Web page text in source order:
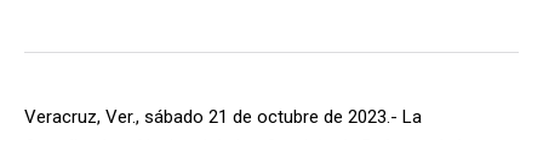
Veracruz, Ver., sábado 21 de octubre de 2023.- La